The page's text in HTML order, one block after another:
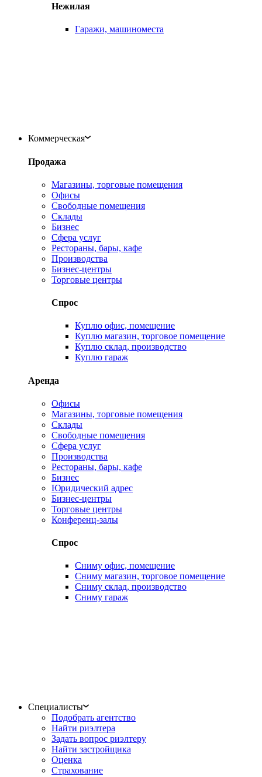
Нежилая
Гаражи, машиноместа
Коммерческая
Продажа
Магазины, торговые помещения
Офисы
Свободные помещения
Склады
Бизнес
Сфера услуг
Рестораны, бары, кафе
Производства
Бизнес-центры
Торговые центры
Спрос
Куплю офис, помещение
Куплю магазин, торговое помещение
Куплю склад, производство
Куплю гараж
Аренда
Офисы
Магазины, торговые помещения
Склады
Свободные помещения
Сфера услуг
Производства
Рестораны, бары, кафе
Бизнес
Юридический адрес
Бизнес-центры
Торговые центры
Конференц-залы
Спрос
Сниму офис, помещение
Сниму магазин, торговое помещение
Сниму склад, производство
Сниму гараж
Специалисты
Подобрать агентство
Найти риэлтера
Задать вопрос риэлтеру
Найти застройщика
Оценка
Страхование